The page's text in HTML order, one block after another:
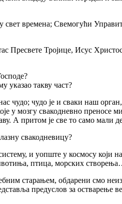
времена; Свемогући
Тројице, Исус
такву част?
чудо је и сваки наш
у мозгу свакодневно преносе
А притом је све то само мали
свакодневицу?
и уопште у космосу који нас
птица, морских
старањем, обдарени смо
предуслов за остварење